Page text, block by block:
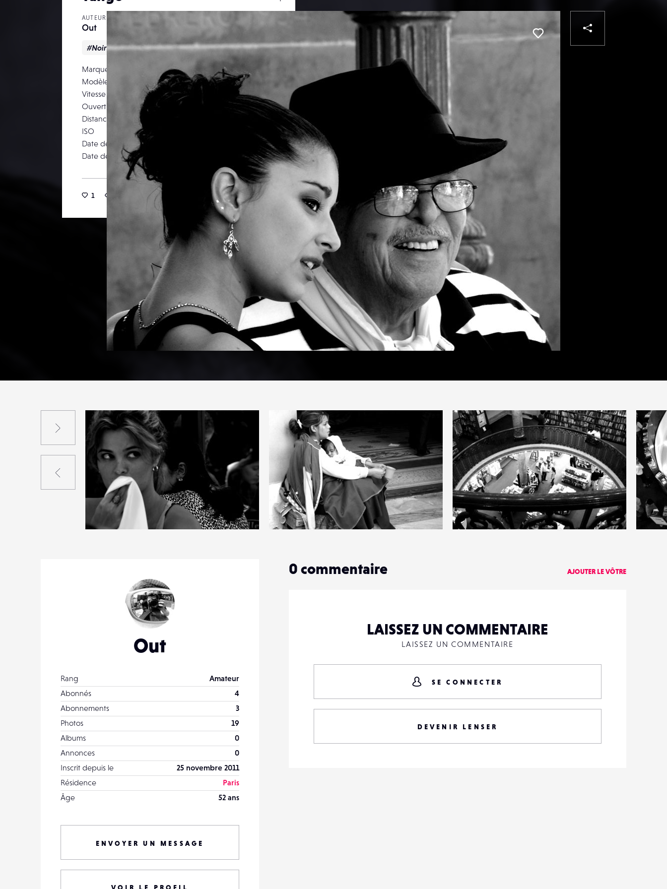
AUTEUR
Out
#Noir & blanc #Portrait #Voyage
Marque
Modèle
Vitesse d’obturation
Ouverture
f/8
Distance focale
62 mm
ISO
Date de prise de vue
30 mars 2008
Date de publication
06 décembre 2011
1
/
Liker
1
12
0
11
0
11
2
Suivant
Précédent
Out
Rang
Amateur
Abonnés
4
Abonnements
3
Photos
19
Albums
0
Annonces
0
Inscrit depuis le
25 novembre 2011
Résidence
Paris
Âge
52 ans
ENVOYER UN MESSAGE
0 commentaire AJOUTER LE VÔTRE
LAISSEZ UN COMMENTAIRE
LAISSEZ UN COMMENTAIRE
SE CONNECTER
DEVENIR LENSER